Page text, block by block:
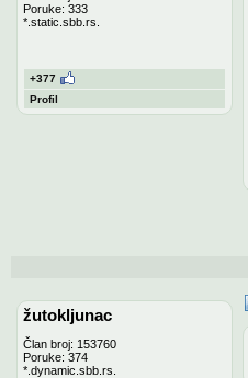
Poruke: 333
*.static.sbb.rs.
+377
Profil
žutokljunac
Član broj: 153760
Poruke: 374
*.dynamic.sbb.rs.